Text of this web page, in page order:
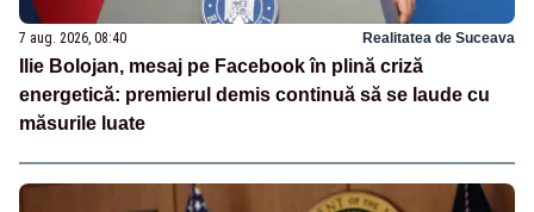
7 aug. 2026, 08:40 Realitatea de Suceava
Ilie Bolojan, mesaj pe Facebook în plină criză
energetică: premierul demis continuă să se laude cu
măsurile luate